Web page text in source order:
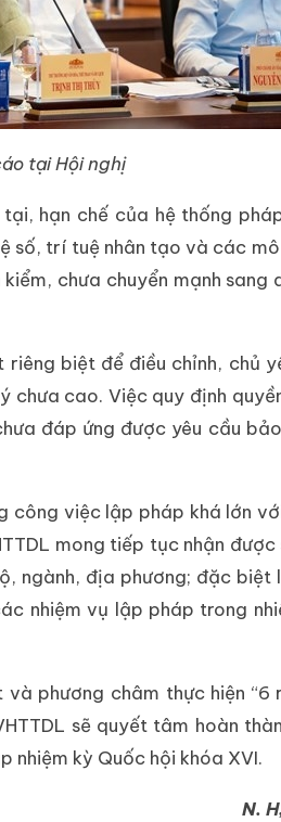
tại Hội nghị
hạn chế của hệ thống
số, trí tuệ nhân tạo và các mô
chưa chuyển mạnh sang
riêng biệt để điều chỉnh, chủ
chưa cao. Việc quy định
đáp ứng được yêu cầu
công việc lập pháp khá lớn
mong tiếp tục nhận được
ngành, địa phương; đặc biệt
nhiệm vụ lập pháp trong
phương châm thực hiện “6
sẽ quyết tâm hoàn
nhiệm kỳ Quốc hội khóa XVI.
N.